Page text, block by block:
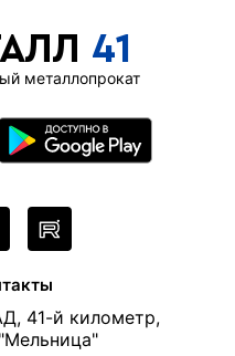
41
металлопрокат
41-й километр,